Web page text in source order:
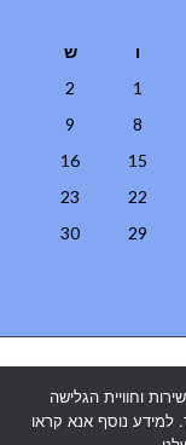
ו
ש
1
2
8
9
15
16
22
23
29
30
וחוויית הגלישה
למידע נוסף אנא קראו